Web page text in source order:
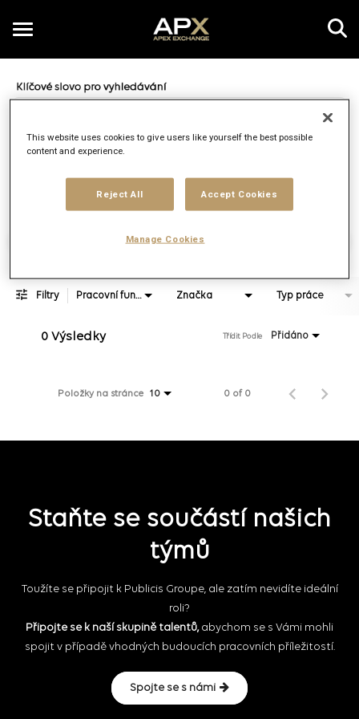
Toggle
access_time 10 KM
Najít práce
Filtry Pracovní funkce Značka Typ práce
0 Výsledky Přidáno
Třídit Podle
Položky na stránce 10 0 of 0
Staňte se součástí našich
týmů
Toužíte se připojit k Publicis Groupe, ale zatím nevidíte ideální
roli?
Připojte se k naší skupině talentů,abychom se s Vámi mohli
spojit v případě vhodných budoucích pracovních příležitostí.
Spojte se s námi
This website uses cookies to give users like yourself the best possible
content and experience.
Reject All Accept Cookies
Manage Cookies